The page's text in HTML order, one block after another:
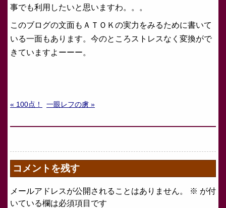
事でも利用したいと思いますわ。。。
このブログの文面もＡＴＯＫの実力をみるために書いて
いる一面もあります。今のところストレスなく変換がで
きていますよーーー。
« 100点！ 一眼レフの虜 »
コメントを残す
メールアドレスが公開されることはありません。 ※ が付
いている欄は必須項目です